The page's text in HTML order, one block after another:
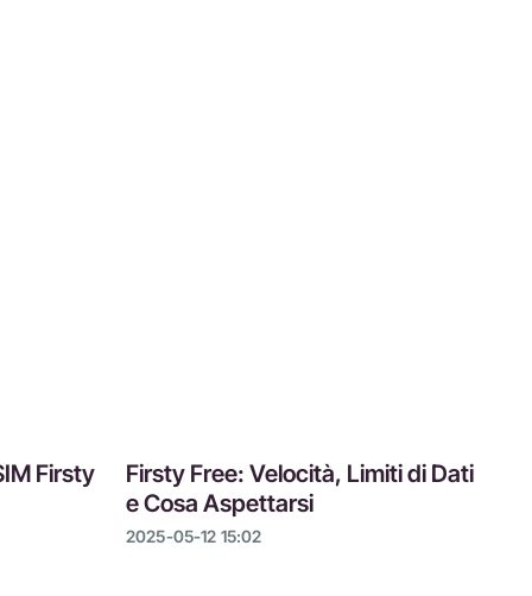
Firsty
Firsty Free: Velocità, Limiti di Dati
e Cosa Aspettarsi
2025-05-12 15:02